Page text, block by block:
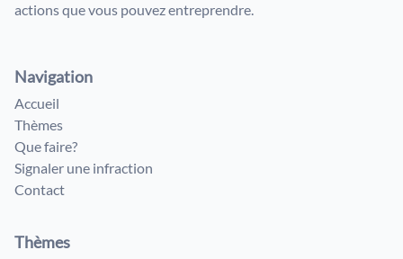
actions que vous pouvez entreprendre.
Navigation
Accueil
Thèmes
Que faire?
Signaler une infraction
Contact
Thèmes